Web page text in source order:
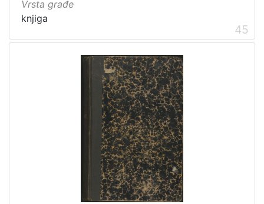
Vrsta građe
knjiga
45